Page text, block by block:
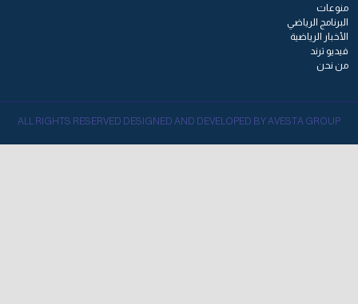
منوعات
البرنامج الرياضي
الأخبار الرياضية
فيديو ترند
من نحن
ALL RIGHTS RESERVED DESIGNED AND DEVELOPED BY AVESTA GROUP